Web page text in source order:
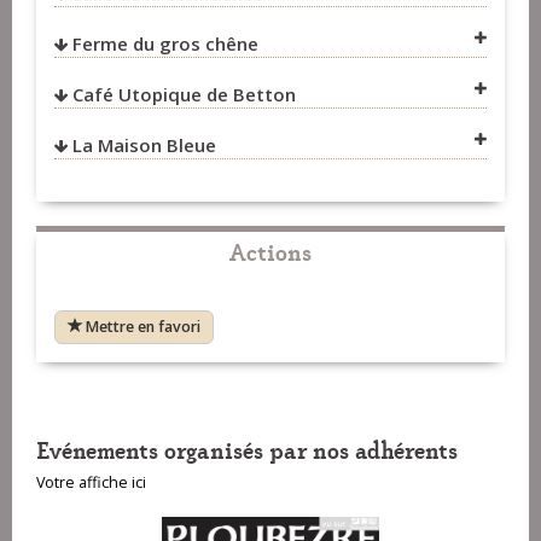
VOIR SUR LA CARTE
Ferme du gros chêne
VOIR SUR LA CARTE
Café Utopique de Betton
VOIR SUR LA CARTE
La Maison Bleue
VOIR SUR LA CARTE
Actions
Mettre en favori
Evénements organisés par nos adhérents
Votre affiche ici